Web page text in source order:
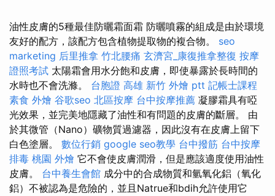
油性皮膚的5種最佳防曬霜面霜 防曬噴霧的組成是由於環境
友好的配方，該配方包含植物提取物的複合物。 seo
marketing 后里推拿 竹北腰痛 玄濟宮_康復推拿整復 按摩
證照考試 太陽霜會用水分飽和皮膚，即使暴露於長時間的
水時也不會洗滌。 台胞證 高雄 新竹 外燴 ptt 記帳士課程
素食 外燴 谷歌seo 北區按摩 台中按摩推薦 凝膠霜具有啞
光效果，並完美地隱藏了油性和有問題的皮膚的斷層。 由
於其微管（Nano）礦物質過濾器，因此沒有在皮膚上留下
白色塗層。 數位行銷 google seo教學 台中撥筋 台中按摩
排毒 桃園 外燴 它不會使皮膚潤滑，但是應該適度使用油性
皮膚。 台中養生會館 成分中的合成物質和氫氧化鋁（氧化
鋁）不被認為是危險的，並且Natrue和bdih允許使用它